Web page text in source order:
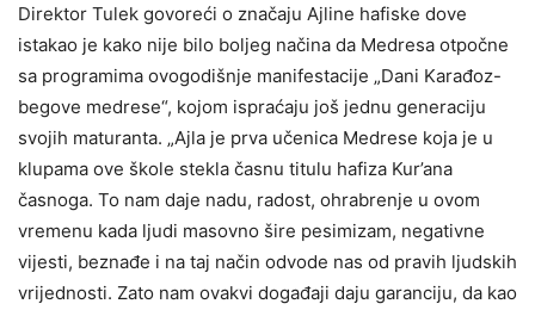
Direktor Tulek govoreći o značaju Ajline hafiske dove
istakao je kako nije bilo boljeg načina da Medresa otpočne
sa programima ovogodišnje manifestacije „Dani Karađoz-
begove medrese“, kojom ispraćaju još jednu generaciju
svojih maturanta. „Ajla je prva učenica Medrese koja je u
klupama ove škole stekla časnu titulu hafiza Kur’ana
časnoga. To nam daje nadu, radost, ohrabrenje u ovom
vremenu kada ljudi masovno šire pesimizam, negativne
vijesti, beznađe i na taj način odvode nas od pravih ljudskih
vrijednosti. Zato nam ovakvi događaji daju garanciju, da kao